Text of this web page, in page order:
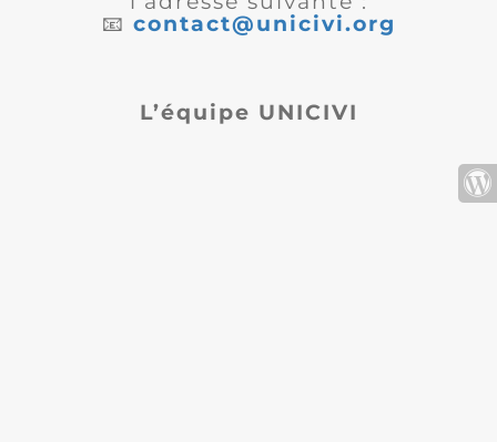
📧 contact@unicivi.org
L’équipe UNICIVI